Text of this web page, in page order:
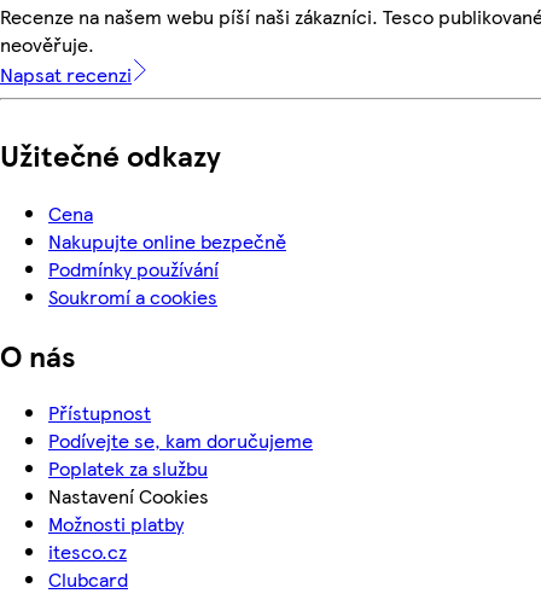
Recenze na našem webu píší naši zákazníci. Tesco
neověřuje.
Napsat recenzi
Užitečné odkazy
Cena
Nakupujte online bezpečně
Podmínky používání
Soukromí a cookies
O nás
Přístupnost
Podívejte se, kam doručujeme
Poplatek za službu
Nastavení Cookies
Možnosti platby
itesco.cz
Clubcard